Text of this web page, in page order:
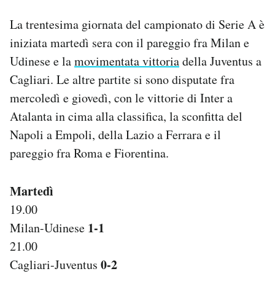
AREA PERSONALE
Area Personale
Newsletter
Notifiche mobile
Hai bisogno di aiuto?
La trentesima giornata del campionato di Serie A è
iniziata martedì sera con il pareggio fra Milan e
Udinese e lamovimentata vittoriadella Juventus a
Cagliari. Le altre partite si sono disputate fra
mercoledì e giovedì, con le vittorie di Inter a
Atalanta in cima alla classifica, la sconfitta del
Napoli a Empoli, della Lazio a Ferrara e il
pareggio fra Roma e Fiorentina.
Martedì
19.00
Milan-Udinese 1-1
21.00
Cagliari-Juventus 0-2